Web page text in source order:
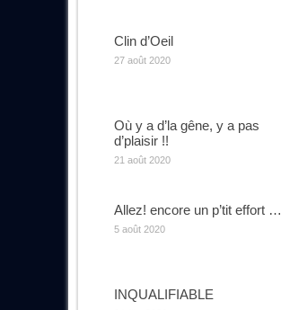
Clin d’Oeil
27 août 2020
Où y a d’la gêne, y a pas
d’plaisir !!
21 août 2020
Allez! encore un p’tit effort …
5 août 2020
INQUALIFIABLE